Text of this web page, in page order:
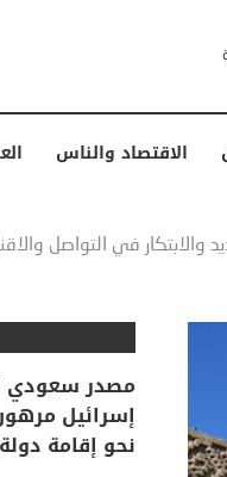
الاقتصاد والناس
والابتكار في التواصل
إسرائيل
نحو إقامة